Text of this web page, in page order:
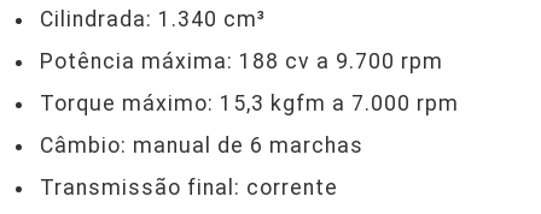
Cilindrada: 1.340 cm³
Potência máxima: 188 cv a 9.700 rpm
Torque máximo: 15,3 kgfm a 7.000 rpm
Câmbio: manual de 6 marchas
Transmissão final: corrente